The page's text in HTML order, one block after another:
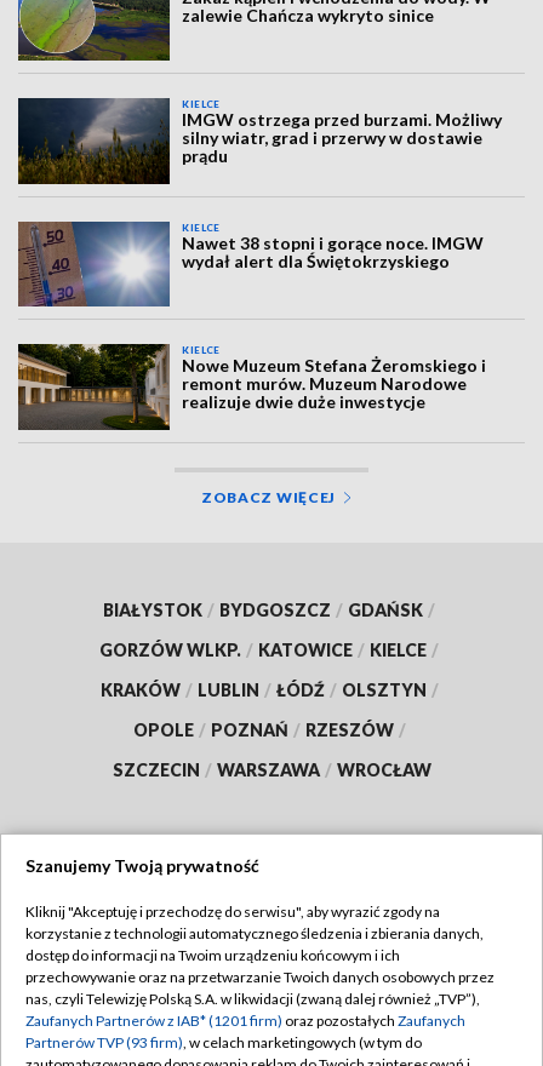
zalewie Chańcza wykryto sinice
KIELCE
IMGW ostrzega przed burzami. Możliwy
silny wiatr, grad i przerwy w dostawie
prądu
KIELCE
Nawet 38 stopni i gorące noce. IMGW
wydał alert dla Świętokrzyskiego
KIELCE
Nowe Muzeum Stefana Żeromskiego i
remont murów. Muzeum Narodowe
realizuje dwie duże inwestycje
ZOBACZ WIĘCEJ
BIAŁYSTOK / BYDGOSZCZ / GDAŃSK /
GORZÓW WLKP. / KATOWICE / KIELCE /
KRAKÓW / LUBLIN / ŁÓDŹ / OLSZTYN /
OPOLE / POZNAŃ / RZESZÓW /
SZCZECIN / WARSZAWA / WROCŁAW
TVP
Abonament TVP
Emisja w TVP
Centrum informacji TVP
Regulamin TVP
Polityka prywatności
Szanujemy Twoją prywatność
Kliknij "Akceptuję i przechodzę do serwisu", aby wyrazić zgody na
korzystanie z technologii automatycznego śledzenia i zbierania danych,
dostęp do informacji na Twoim urządzeniu końcowym i ich
przechowywanie oraz na przetwarzanie Twoich danych osobowych przez
nas, czyli Telewizję Polską S.A. w likwidacji (zwaną dalej również „TVP”),
Zaufanych Partnerów z IAB* (1201 firm) oraz pozostałych Zaufanych
Partnerów TVP (93 firm), w celach marketingowych (w tym do